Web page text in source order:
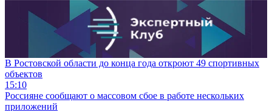
В Ростовской области до конца года откроют 49 спортивных
объектов
15:10
Россияне сообщают о массовом сбое в работе нескольких
приложений